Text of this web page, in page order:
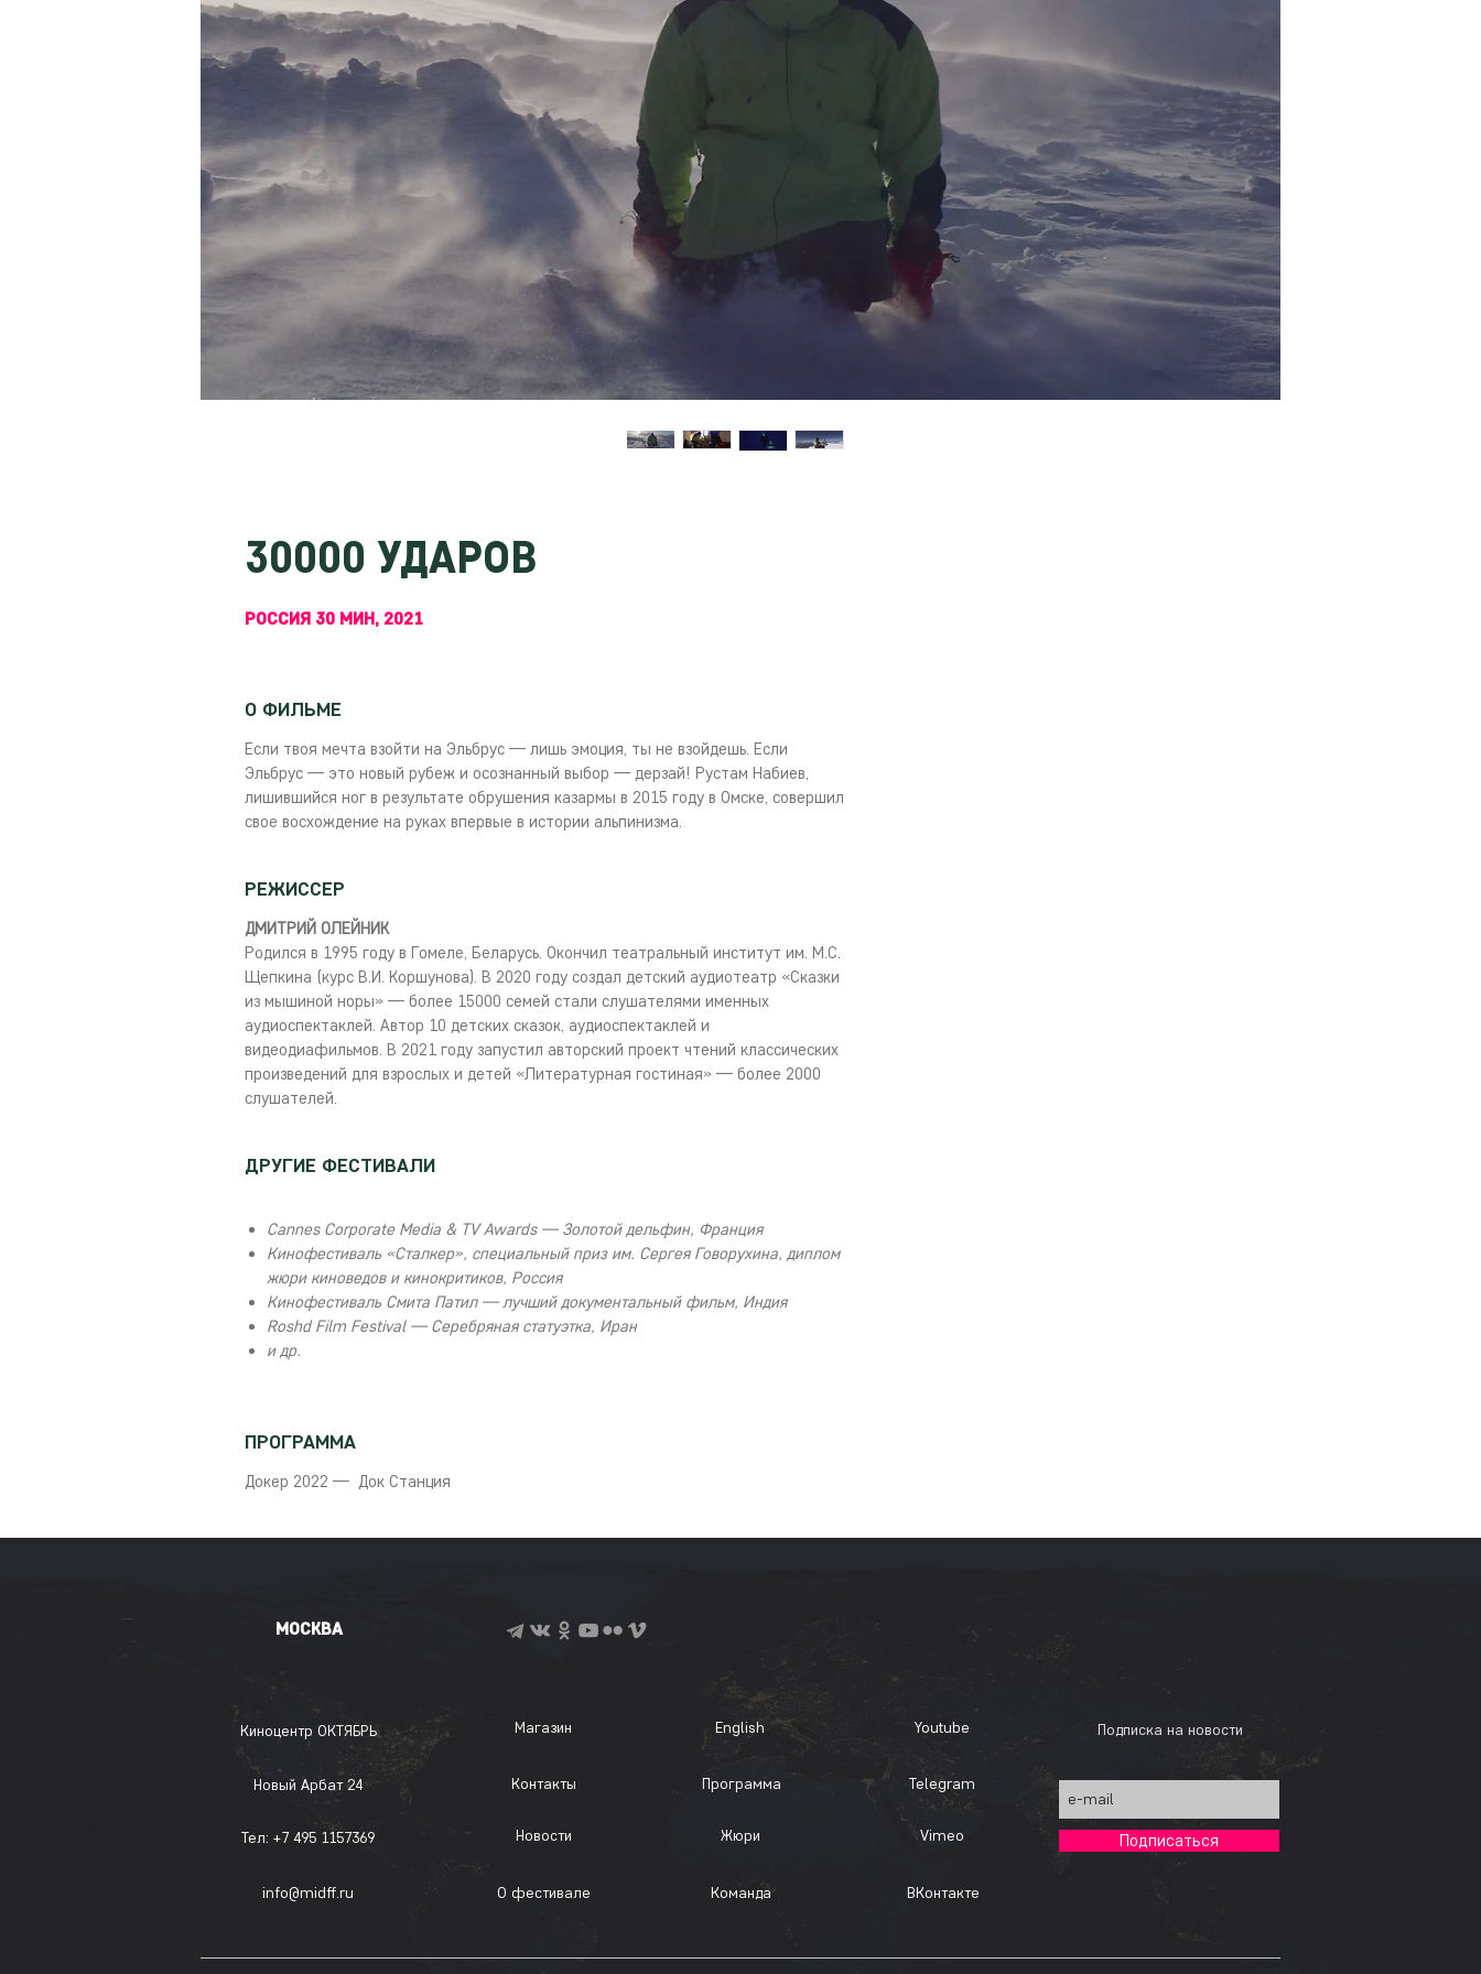
30000 УДАРОВ
РОССИЯ 30 МИН, 2021
О ФИЛЬМЕ
Если твоя мечта взойти на Эльбрус — лишь эмоция, ты не взойдешь. Если
Эльбрус — это новый рубеж и осознанный выбор — дерзай! Рустам Набиев,
лишившийся ног в результате обрушения казармы в 2015 году в Омске, совершил
свое восхождение на руках впервые в истории альпинизма.
РЕЖИССЕР
ДМИТРИЙ ОЛЕЙНИК
Родился в 1995 году в Гомеле, Беларусь. Окончил театральный институт им. М.С.
Щепкина (курс В.И. Коршунова). В 2020 году создал детский аудиотеатр «Сказки
из мышиной норы» — более 15000 семей стали слушателями именных
аудиоспектаклей. Автор 10 детских сказок, аудиоспектаклей и
видеодиафильмов. В 2021 году запустил авторский проект чтений классических
произведений для взрослых и детей «Литературная гостиная» — более 2000
слушателей.
ДРУГИЕ ФЕСТИВАЛИ
Cannes Corporate Media & TV Awards — Золотой дельфин, Франция
Кинофестиваль «Сталкер», специальный приз им. Сергея Говорухина, диплом
жюри киноведов и кинокритиков, Россия
Кинофестиваль Смита Патил — лучший документальный фильм, Индия
Roshd Film Festival — Серебряная статуэтка, Иран
и др.
ПРОГРАММА
Докер 2022 — Док Станция
МОСКВА
Киноцентр ОКТЯБРЬ
Новый Арбат 24
Тел: +7 495 1157369
info@midff.ru
Магазин English
Контакты
Новости
Программа
Жюри
О фестивале Команда
Youtube
Telegram
Vimeo
ВКонтакте
Подписка на новости
Подписаться